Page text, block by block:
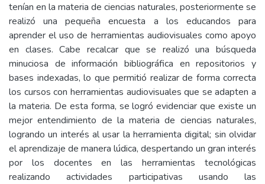
tenían en la materia de ciencias naturales, posteriormente se
realizó una pequeña encuesta a los educandos para
aprender el uso de herramientas audiovisuales como apoyo
en clases. Cabe recalcar que se realizó una búsqueda
minuciosa de información bibliográfica en repositorios y
bases indexadas, lo que permitió realizar de forma correcta
los cursos con herramientas audiovisuales que se adapten a
la materia. De esta forma, se logró evidenciar que existe un
mejor entendimiento de la materia de ciencias naturales,
logrando un interés al usar la herramienta digital; sin olvidar
el aprendizaje de manera lúdica, despertando un gran interés
por los docentes en las herramientas tecnológicas
realizando actividades participativas usando las